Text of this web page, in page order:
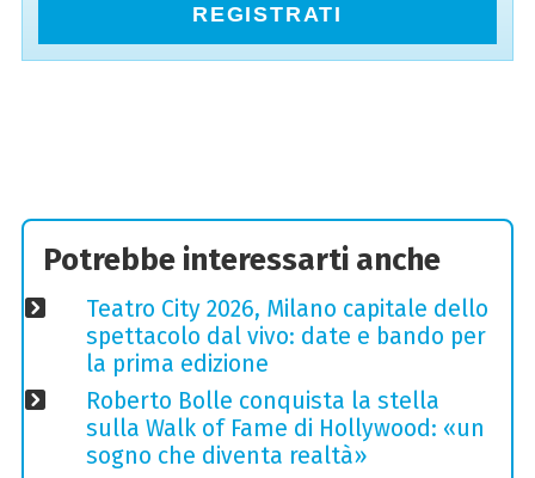
REGISTRATI
Potrebbe interessarti anche
Teatro City 2026, Milano capitale dello
spettacolo dal vivo: date e bando per
la prima edizione
Roberto Bolle conquista la stella
sulla Walk of Fame di Hollywood: «un
sogno che diventa realtà»